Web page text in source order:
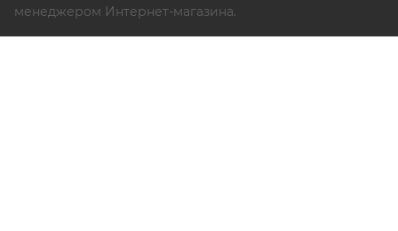
менеджером Интернет-магазина.